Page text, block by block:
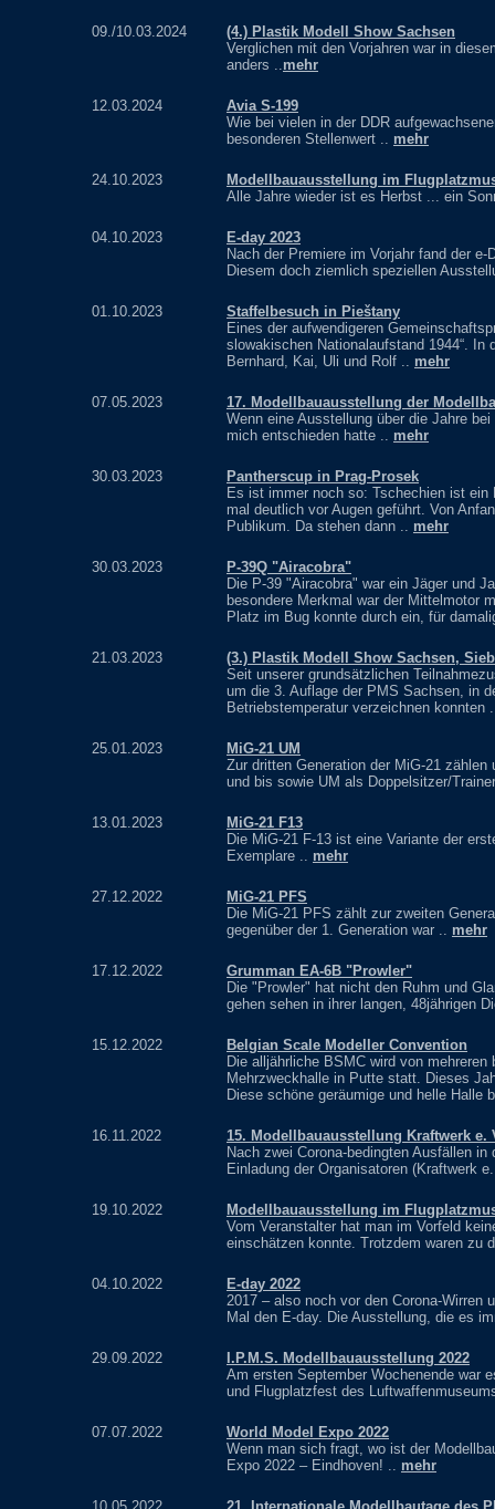
09./10.03.2024
(4.) Plastik Modell Show Sachsen
Verglichen mit den Vorjahren war in
anders ..mehr
12.03.2024
Avia S-199
Wie bei vielen in der DDR
besonderen Stellenwert .. mehr
24.10.2023
Modellbauausstellung im
Alle Jahre wieder ist es Herbst ... ein
04.10.2023
E-day 2023
Nach der Premiere im Vorjahr fand der
Diesem doch ziemlich speziellen
01.10.2023
Staffelbesuch in Pieštany
Eines der aufwendigeren
slowakischen Nationalaufstand 1944“. In
Bernhard, Kai, Uli und Rolf .. mehr
07.05.2023
17. Modellbauausstellung der
Wenn eine Ausstellung über die Jahre
mich entschieden hatte .. mehr
30.03.2023
Pantherscup in Prag-Prosek
Es ist immer noch so: Tschechien ist
mal deutlich vor Augen geführt. Von
Publikum. Da stehen dann .. mehr
30.03.2023
P-39Q "Airacobra"
Die P-39 "Airacobra" war ein Jäger und
besondere Merkmal war der Mittelmotor
Platz im Bug konnte durch ein, für
21.03.2023
(3.) Plastik Modell Show Sachsen,
Seit unserer grundsätzlichen
um die 3. Auflage der PMS Sachsen, in
Betriebstemperatur verzeichnen konnten
25.01.2023
MiG-21 UM
Zur dritten Generation der MiG-21
und bis sowie UM als Doppelsitzer/
13.01.2023
MiG-21 F13
Die MiG-21 F-13 ist eine Variante der
Exemplare .. mehr
27.12.2022
MiG-21 PFS
Die MiG-21 PFS zählt zur zweiten
gegenüber der 1. Generation war .. mehr
17.12.2022
Grumman EA-6B "Prowler"
Die "Prowler" hat nicht den Ruhm und
gehen sehen in ihrer langen, 48jährigen
15.12.2022
Belgian Scale Modeller Convention
Die alljährliche BSMC wird von
Mehrzweckhalle in Putte statt. Dieses
Diese schöne geräumige und helle Halle
16.11.2022
15. Modellbauausstellung Kraftwerk e.
Nach zwei Corona-bedingten Ausfällen
Einladung der Organisatoren (Kraftwerk
19.10.2022
Modellbauausstellung im
Vom Veranstalter hat man im Vorfeld
einschätzen konnte. Trotzdem waren zu
04.10.2022
E-day 2022
2017 – also noch vor den Corona-
Mal den E-day. Die Ausstellung, die es
29.09.2022
I.P.M.S. Modellbauausstellung 2022
Am ersten September Wochenende war
und Flugplatzfest des
07.07.2022
World Model Expo 2022
Wenn man sich fragt, wo ist der
Expo 2022 – Eindhoven! .. mehr